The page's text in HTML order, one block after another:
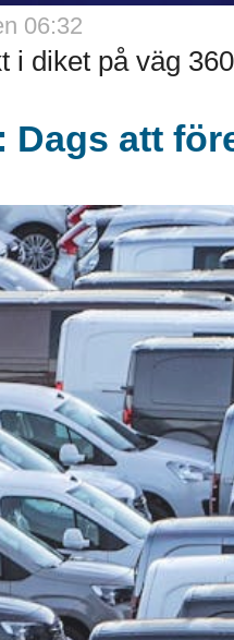
06:32
i diket på väg
Dags att